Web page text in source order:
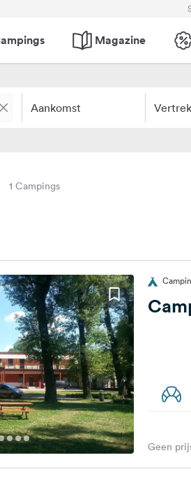
Magazine
Aankomst Vertrek
1 Campings
Geen